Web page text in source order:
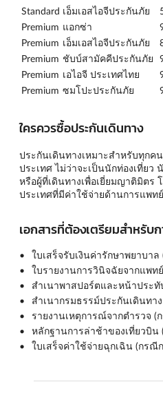
Standard เอ็มเอสไอจีประกันภัย
Premium แอกซ่า
Premium เอ็มเอสไอจีประกันภัย
Premium ชับบ์สามัคคีประกันภัย
Premium เอไอจี ประเทศไทย
Premium ซมโปะประกันภัย
ใครควรซื้อประกันเดินทาง
ประกันเดินทางเหมาะสำหรับทุกค
ประเทศ ไม่ว่าจะเป็นนักท่องเที่ยว
หรือผู้ที่เดินทางเพื่อเยี่ยมญาติมิตร
ประเทศที่มีค่าใช้จ่ายด้านการแพท
เอกสารที่ต้องเตรียมสำหรับ
ใบเสร็จรับเงินค่ารักษาพยาบา
ใบรายงานการวินิจฉัยจากแพทย์
สำเนาพาสปอร์ตและหน้าประทั
สำเนากรมธรรม์ประกันเดินทาง
รายงานเหตุการณ์จากตำรวจ
หลักฐานการล่าช้าของเที่ยวบิน
ใบเสร็จค่าใช้จ่ายฉุกเฉิน (กรณี